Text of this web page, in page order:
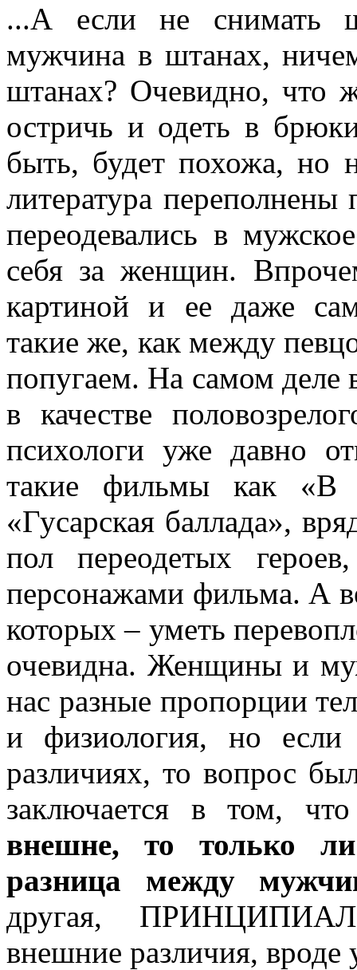
...А если не снимать
мужчина в штанах,
штанах? Очевидно, что
остричь и одеть в
быть, будет похожа, но
литература
переодевались в
себя за женщин.
картиной и ее даже
такие же, как между
попугаем. На самом деле
в качестве
психологи уже давно
такие фильмы как «В
«Гусарская баллада»,
пол переодетых
персонажами фильма. А
которых – уметь
очевидна. Женщины и
нас разные пропорции
и физиология, но
различиях, то вопрос
заключается в том,
внешне, то только
разница между
другая,
внешние различия,